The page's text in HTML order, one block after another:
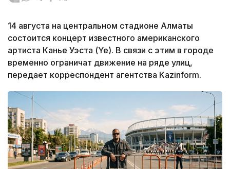
14 августа на центральном стадионе Алматы
состоится концерт известного американского
артиста Канье Уэста (Ye). В связи с этим в городе
временно ограничат движение на ряде улиц,
передает корреспондент агентства Kazinform.